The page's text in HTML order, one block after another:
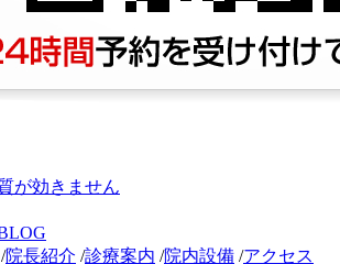
/院長紹介 /診療案内 /院内設備 /アクセス